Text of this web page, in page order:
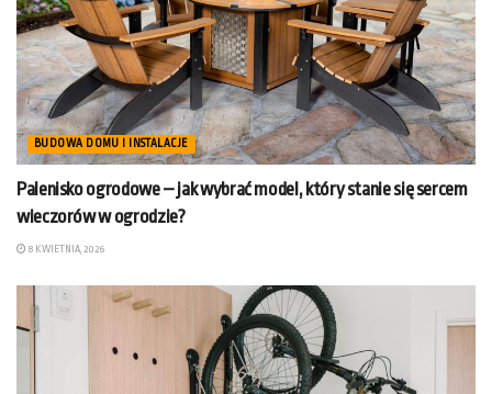
BUDOWA DOMU I INSTALACJE
Palenisko ogrodowe – jak wybrać model, który stanie się sercem
wieczorów w ogrodzie?
8 KWIETNIA, 2026